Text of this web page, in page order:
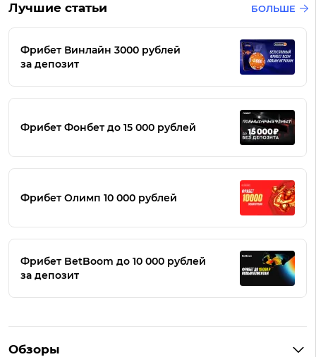
Лучшие статьи БОЛЬШЕ
Фрибет Винлайн 3000 рублей
за депозит
Фрибет Фонбет до 15 000 рублей
Фрибет Олимп 10 000 рублей
Фрибет BetBoom до 10 000 рублей
за депозит
Обзоры